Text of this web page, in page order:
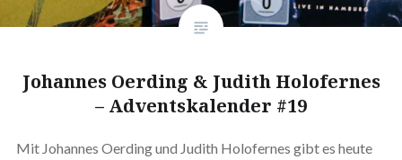
Johannes Oerding & Judith Holofernes
– Adventskalender #19
Mit Johannes Oerding und Judith Holofernes gibt es heute